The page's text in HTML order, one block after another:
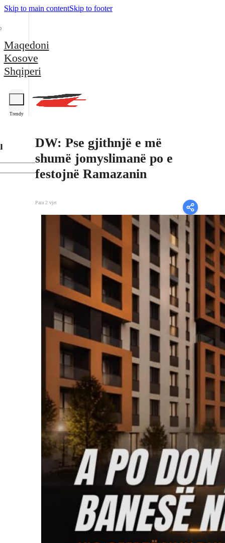
Skip to main contentSkip to footer
Maqedoni
Kosove
Shqiperi
Trendy
DW: Pse gjithnjë e më
shumë jomyslimanë po e
festojnë Ramazanin
Para 2 vjet